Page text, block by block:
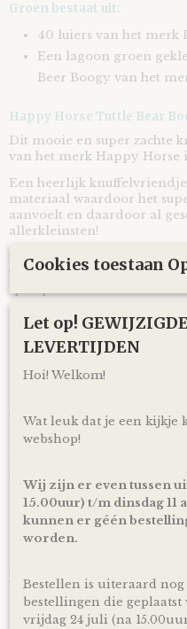
Groen bestaat uit:
40 luiers van het merk
Een lagoon groen
Beer Boogy van het
Happy Horse Tuttle Bear
Dit mooie en super zachte
van het merk Happy Horse
Een heerlijk
materiaal waardoor het
aanvoelt en daardoor al
allerkleinsten!
Er zit ook nog een
voor een vrolijk
Deze Beer Boogy
gebruiken, in het hoofd zit
Kan gewassen worden in
fijnwas
waslabel en de nadere
Het knuffeldoekje is
We Owl love Gifts!
Luiers zijn altijd van harte
of wanneer je net
Met deze Luiertaart Happy
kraamcadeau voor een
geboorte! Ontzettend
geven!
Cookies toestaan
Let op!
LEVERTIJDEN
Hoi! Welkom!
Wat leuk dat je een
webshop!
Wij zijn er even tussen
15.00uur) t/m dinsdag 11
kunnen er géén
worden.
Bestellen is uiteraard
bestellingen die
vrijdag 24 juli (na